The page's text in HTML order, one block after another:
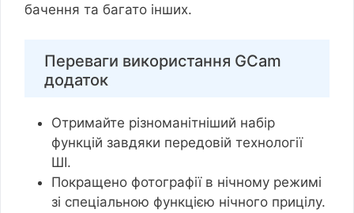
бачення та багато інших.
Переваги використання GCam
додаток
Отримайте різноманітніший набір
функцій завдяки передовій технології
ШІ.
Покращено фотографії в нічному режимі
зі спеціальною функцією нічного прицілу.